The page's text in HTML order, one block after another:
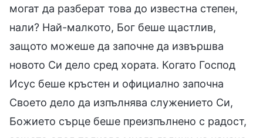
могат да разберат това до известна степен,
нали? Най-малкото, Бог беше щастлив,
защото можеше да започне да извършва
новото Си дело сред хората. Когато Господ
Исус беше кръстен и официално започна
Своето дело да изпълнява служението Си,
Божието сърце беше преизпълнено с радост,